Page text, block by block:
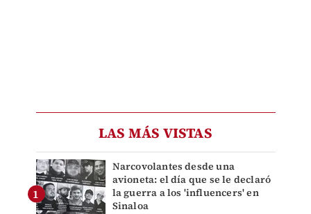
LAS MÁS VISTAS
Narcovolantes desde una
avioneta: el día que se le declaró
la guerra a los 'influencers' en
Sinaloa